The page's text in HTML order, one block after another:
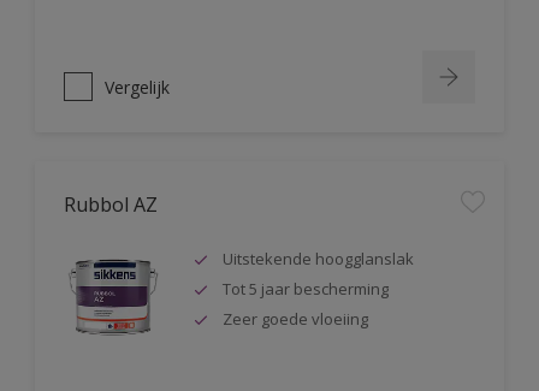
Vergelijk
Rubbol AZ
Uitstekende hoogglanslak
Tot 5 jaar bescherming
Zeer goede vloeiing